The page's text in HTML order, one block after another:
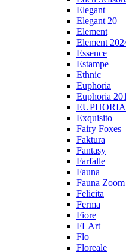
Elegant
Elegant 20
Element
Element
Essence
Estampe
Ethnic
Euphoria
Euphoria
EUPHORIA
Exquisito
Fairy Foxes
Faktura
Fantasy
Farfalle
Fauna
Fauna Zoom
Felicita
Ferma
Fiore
FLArt
Flo
Floreale